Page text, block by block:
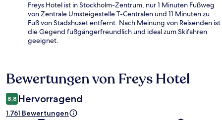
Freys Hotel ist in Stockholm-Zentrum, nur 1 Minuten Fußweg
von Zentrale Umsteigestelle T-Centralen und 11 Minuten zu
Fuß von Stadshuset entfernt. Nach Meinung von Reisenden ist
die Gegend fußgängerfreundlich und ideal zum Skifahren
geeignet.
Bewertungen
Bewertungen von Freys Hotel
8,8 Hervorragend
1.761 Bewertungen